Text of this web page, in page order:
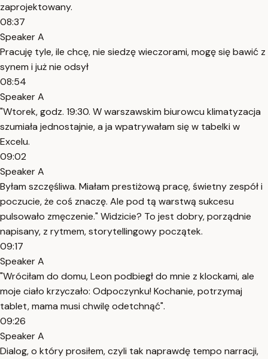
zaprojektowany.
08:37
Speaker A
Pracuję tyle, ile chcę, nie siedzę wieczorami, mogę się bawić z
synem i już nie odsył
08:54
Speaker A
"Wtorek, godz. 19:30. W warszawskim biurowcu klimatyzacja
szumiała jednostajnie, a ja wpatrywałam się w tabelki w
Excelu.
09:02
Speaker A
Byłam szczęśliwa. Miałam prestiżową pracę, świetny zespół i
poczucie, że coś znaczę. Ale pod tą warstwą sukcesu
pulsowało zmęczenie." Widzicie? To jest dobry, porządnie
napisany, z rytmem, storytellingowy początek.
09:17
Speaker A
"Wróciłam do domu, Leon podbiegł do mnie z klockami, ale
moje ciało krzyczało: Odpoczynku! Kochanie, potrzymaj
tablet, mama musi chwilę odetchnąć".
09:26
Speaker A
Dialog, o który prosiłem, czyli tak naprawdę tempo narracji,